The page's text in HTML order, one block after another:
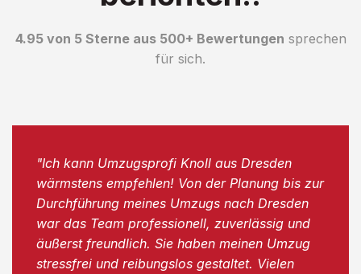
4.95 von 5 Sterne aus 500+ Bewertungen sprechen
für sich.
"Ich kann Umzugsprofi Knoll aus Dresden
wärmstens empfehlen! Von der Planung bis zur
Durchführung meines Umzugs nach Dresden
war das Team professionell, zuverlässig und
äußerst freundlich. Sie haben meinen Umzug
stressfrei und reibungslos gestaltet. Vielen